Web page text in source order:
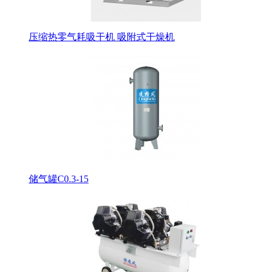
压缩热零气耗吸干机 吸附式干燥机
储气罐C0.3-15